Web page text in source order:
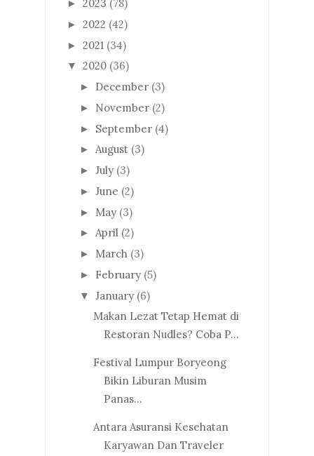
► 2023 (78)
► 2022 (42)
► 2021 (34)
▼ 2020 (36)
► December (3)
► November (2)
► September (4)
► August (3)
► July (3)
► June (2)
► May (3)
► April (2)
► March (3)
► February (5)
▼ January (6)
Makan Lezat Tetap Hemat di
Restoran Nudles? Coba P...
Festival Lumpur Boryeong
Bikin Liburan Musim
Panas...
Antara Asuransi Kesehatan
Karyawan Dan Traveler